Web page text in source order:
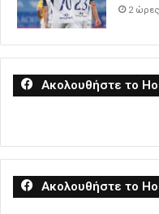
2 ώρες
Ακολουθήστε το
Ακολουθήστε το